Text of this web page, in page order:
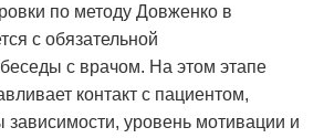
по методу Довженко в
с обязательной
с врачом. На этом этапе
контакт с пациентом,
зависимости, уровень мотивации и